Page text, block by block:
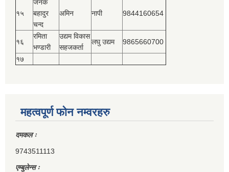
१५
जनक
बहादुर
चन्द
अमिन नापी 9844160654
१६
रमिता
भण्डारी
उद्यम विकास
सहजकर्ता
लघु उद्यम 9865660700
१७
महत्वपूर्ण फोन नम्वरहरु
दमकल ः
9743511113
एम्बुलेन्स ः